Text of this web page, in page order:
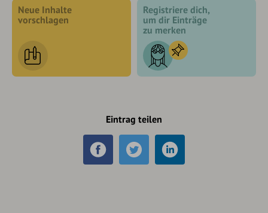
Neue Inhalte
vorschlagen
Registriere dich,
um dir Einträge
zu merken
Eintrag teilen